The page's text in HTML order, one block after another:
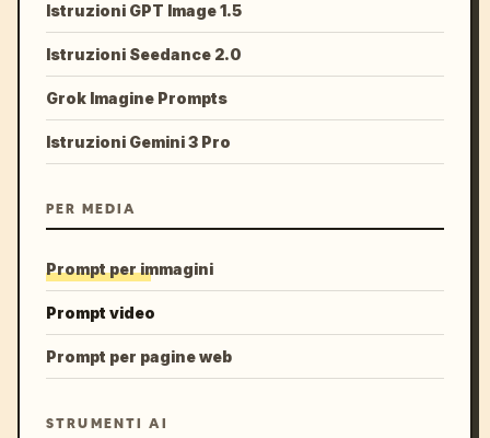
Istruzioni GPT Image 1.5
Istruzioni Seedance 2.0
Grok Imagine Prompts
Istruzioni Gemini 3 Pro
PER MEDIA
Prompt per immagini
Prompt video
Prompt per pagine web
STRUMENTI AI